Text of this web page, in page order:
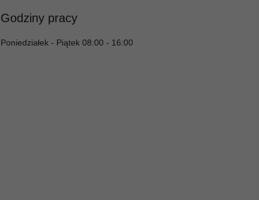
Godziny pracy
Poniedziałek - Piątek 08:00 - 16:00